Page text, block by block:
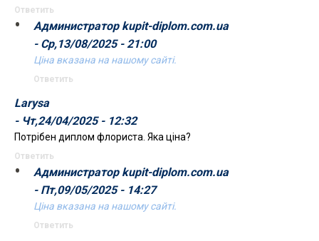
Ответить
Администратор kupit-diplom.com.ua
- Ср,13/08/2025 - 21:00
Ціна вказана на нашому сайті.
Ответить
Larysa
- Чт,24/04/2025 - 12:32
Потрібен диплом флориста. Яка ціна?
Ответить
Администратор kupit-diplom.com.ua
- Пт,09/05/2025 - 14:27
Ціна вказана на нашому сайті.
Ответить